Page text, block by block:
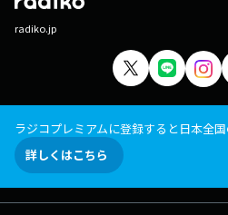
radiko.jp
ラジコプレミアムに登録すると日本全
詳しくはこちら